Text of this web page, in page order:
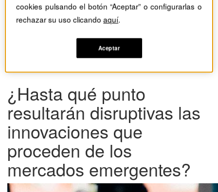
Estrategia
¿Hasta qué punto resultarán disruptivas las innovaciones
¿Hasta qué punto
resultarán disruptivas las
innovaciones que
proceden de los
mercados emergentes?
cookies pulsando el botón “Aceptar” o configurarlas o
rechazar su uso clicandoaquí.
Aceptar